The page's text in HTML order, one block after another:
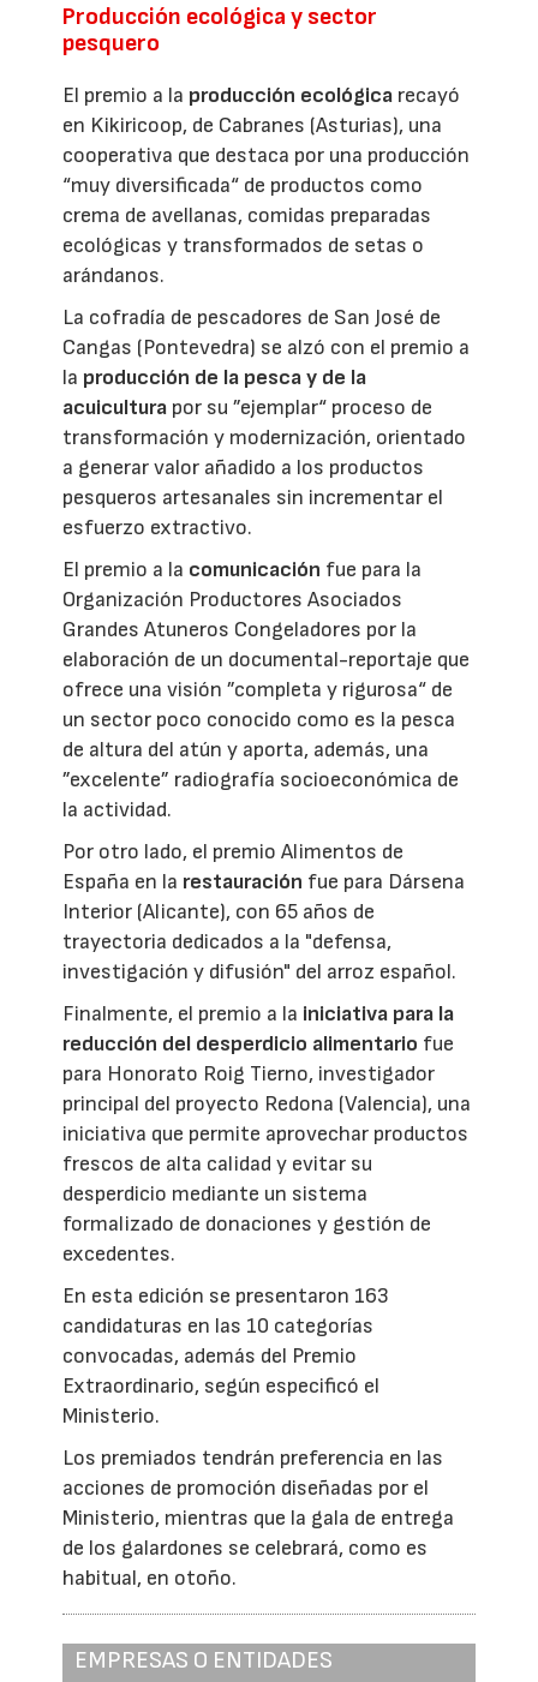
Producción ecológica y sector
pesquero
El premio a la producción ecológica recayó
en Kikiricoop, de Cabranes (Asturias), una
cooperativa que destaca por una producción
“muy diversificada“ de productos como
crema de avellanas, comidas preparadas
ecológicas y transformados de setas o
arándanos.
La cofradía de pescadores de San José de
Cangas (Pontevedra) se alzó con el premio a
la producción de la pesca y de la
acuicultura por su ”ejemplar“ proceso de
transformación y modernización, orientado
a generar valor añadido a los productos
pesqueros artesanales sin incrementar el
esfuerzo extractivo.
El premio a la comunicación fue para la
Organización Productores Asociados
Grandes Atuneros Congeladores por la
elaboración de un documental-reportaje que
ofrece una visión ”completa y rigurosa“ de
un sector poco conocido como es la pesca
de altura del atún y aporta, además, una
”excelente” radiografía socioeconómica de
la actividad.
Por otro lado, el premio Alimentos de
España en la restauración fue para Dársena
Interior (Alicante), con 65 años de
trayectoria dedicados a la "defensa,
investigación y difusión" del arroz español.
Finalmente, el premio a la iniciativa para la
reducción del desperdicio alimentario fue
para Honorato Roig Tierno, investigador
principal del proyecto Redona (Valencia), una
iniciativa que permite aprovechar productos
frescos de alta calidad y evitar su
desperdicio mediante un sistema
formalizado de donaciones y gestión de
excedentes.
En esta edición se presentaron 163
candidaturas en las 10 categorías
convocadas, además del Premio
Extraordinario, según especificó el
Ministerio.
Los premiados tendrán preferencia en las
acciones de promoción diseñadas por el
Ministerio, mientras que la gala de entrega
de los galardones se celebrará, como es
habitual, en otoño.
EMPRESAS O ENTIDADES